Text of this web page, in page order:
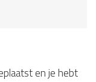
en je hebt